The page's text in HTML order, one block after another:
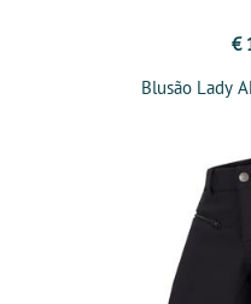
€
Blusão Lady